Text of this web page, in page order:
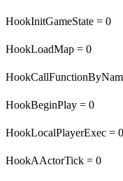
HookInitGameState = 0
HookLoadMap = 0
HookBeginPlay = 0
HookLocalPlayerExec = 0
HookAActorTick = 0